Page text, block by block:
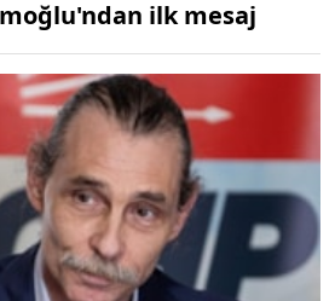
ilk mesaj